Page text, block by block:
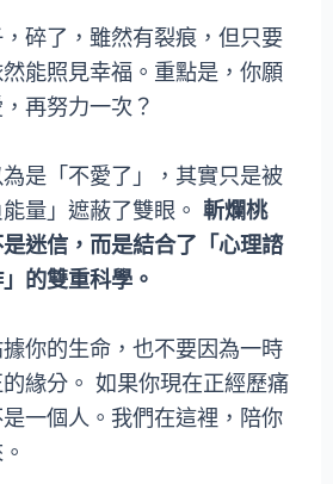
碎了，雖然有裂痕，但只要
能照見幸福。重點是，你願
再努力一次？
是「不愛了」，其實只是被
能量」遮蔽了雙眼。斬爛桃
迷信，而是結合了「心理諮
的雙重科學。
你的生命，也不要因為一時
緣分。 如果你現在正經歷痛
一個人。我們在這裡，陪你